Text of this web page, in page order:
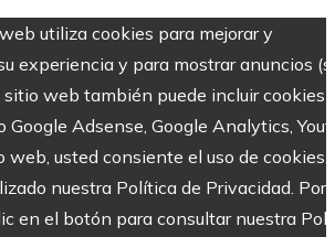
utiliza cookies para mejorar y
experiencia y para mostrar anuncios
sitio web también puede incluir cookies
Google Adsense, Google Analytics,
web, usted consiente el uso de cookies.
nuestra Política de Privacidad. Por
en el botón para consultar nuestra